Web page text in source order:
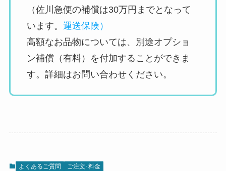
（佐川急便の補償は30万円までとなって
います。運送保険）
高額なお品物については、別途オプショ
ン補償（有料）を付加することができま
す。詳細はお問い合わせください。
よくあるご質問 ご注文･料金